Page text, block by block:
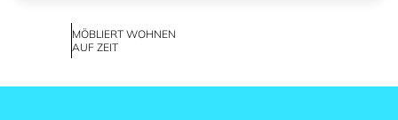
MÖBLIERT WOHNEN
AUF ZEIT